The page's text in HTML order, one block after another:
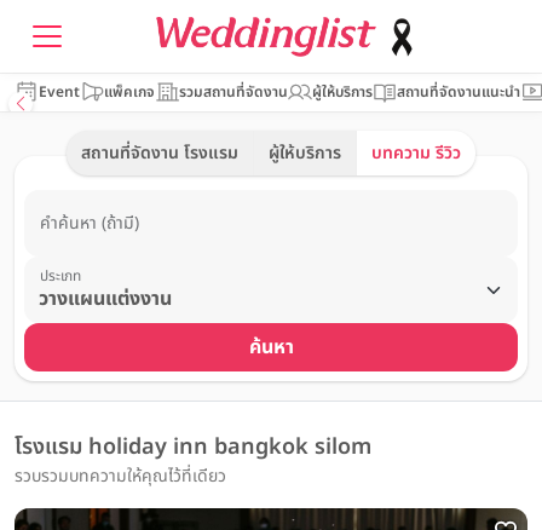
Event แพ็คเกจ รวมสถานที่จัดงาน ผู้ให้บริการ สถานที่จัดงานแนะนำ
สถานที่จัดงาน โรงแรม ผู้ให้บริการ บทความ รีวิว
คำค้นหา (ถ้ามี)
ประเภท
ค้นหา
โรงแรม holiday inn bangkok silom
รวบรวมบทความให้คุณไว้ที่เดียว